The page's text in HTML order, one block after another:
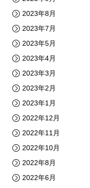
2023年8月
2023年7月
2023年5月
2023年4月
2023年3月
2023年2月
2023年1月
2022年12月
2022年11月
2022年10月
2022年8月
2022年6月